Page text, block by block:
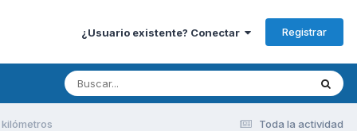
¿Usuario existente? Conectar Registrar
Toda la actividad